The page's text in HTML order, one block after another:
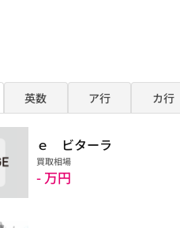
英数 ア行 カ行
ｅ ビターラ
買取相場
- 万円